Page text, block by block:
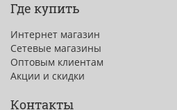
Где купить
Интернет магазин
Сетевые магазины
Оптовым клиентам
Акции и скидки
Контакты